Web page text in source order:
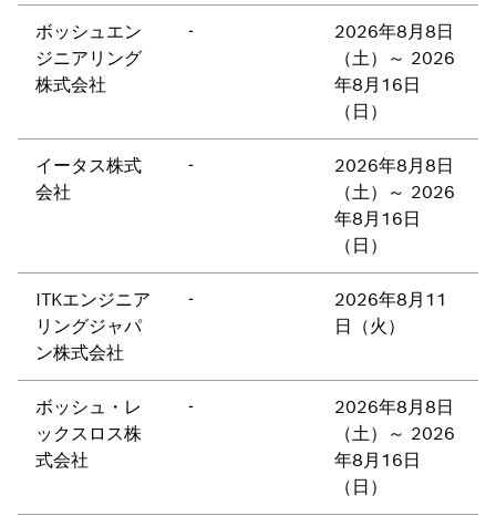
ボッシュエン
ジニアリング
株式会社
-
2026年8月8日
（土）～ 2026
年8月16日
（日）
イータス株式
会社
-
2026年8月8日
（土）～ 2026
年8月16日
（日）
ITKエンジニア
リングジャパ
ン株式会社
-
2026年8月11
日（火）
ボッシュ・レ
ックスロス株
式会社
-
2026年8月8日
（土）～ 2026
年8月16日
（日）